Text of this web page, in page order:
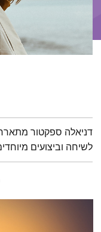
תמצית הפודקאסט
דניאלה ספקטור
לשיחה וביצועים